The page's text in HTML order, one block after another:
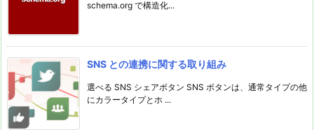
schema.org で構造化...
SNS との連携に関する取り組み
選べる SNS シェアボタン SNS ボタンは、通常タイプの他
にカラータイプとホ ...